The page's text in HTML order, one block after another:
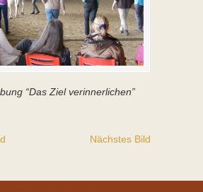
“Das Ziel verinnerlichen”
Nächstes Bild